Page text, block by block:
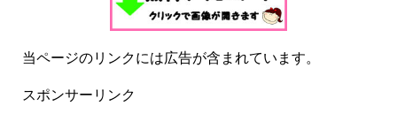
当ページのリンクには広告が含まれています。
スポンサーリンク